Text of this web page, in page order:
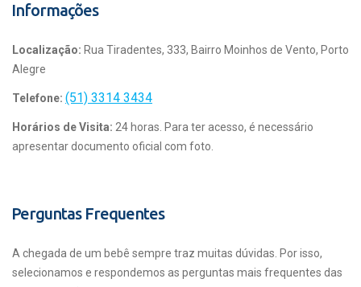
Informações
Localização: Rua Tiradentes, 333, Bairro Moinhos de Vento, Porto
Alegre
Telefone: (51) 3314 3434
Horários de Visita: 24 horas. Para ter acesso, é necessário
apresentar documento oficial com foto.
Perguntas Frequentes
A chegada de um bebê sempre traz muitas dúvidas. Por isso,
selecionamos e respondemos as perguntas mais frequentes das